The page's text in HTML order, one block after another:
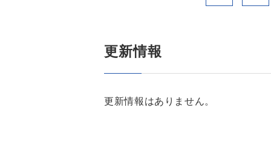
更新情報
更新情報はありません。